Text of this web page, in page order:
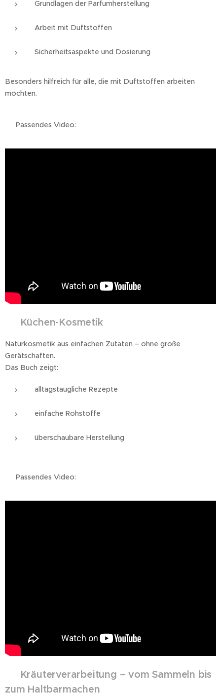
Grundlagen der Parfumherstellung
Arbeit mit Duftstoffen
Sicherheitsaspekte und Dosierung
Besonders hilfreich für alle, die mit Duftstoffen arbeiten
möchten.
👉 Passendes Video:
Küchen-Kosmetik
Naturkosmetik aus einfachen Zutaten – ohne große
Gerätschaften.
Das Buch zeigt:
alltagstaugliche Rezepte
einfache Rohstoffe
überschaubare Herstellung
👉 Passendes Video:
Kräuterverarbeitung – vom Sammeln bis
zum Haltbarmachen